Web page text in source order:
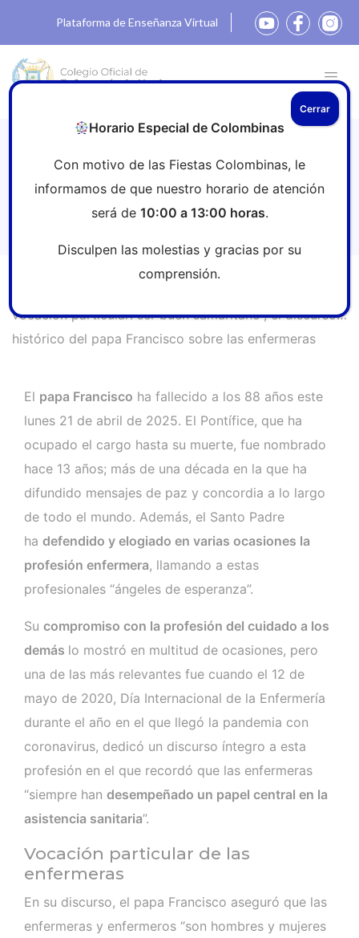
Plataforma de Enseñanza Virtual
particular: ser buen samaritano”, el
discurso histórico del papa Francisco
sobre las enfermeras
vocación particular: ser buen samaritano”, el discurso
histórico del papa Francisco sobre las enfermeras
El papa Francisco ha fallecido a los 88 años este
lunes 21 de abril de 2025. El Pontífice, que ha
ocupado el cargo hasta su muerte, fue nombrado
hace 13 años; más de una década en la que ha
difundido mensajes de paz y concordia a lo largo
de todo el mundo. Además, el Santo Padre
ha defendido y elogiado en varias ocasiones la
profesión enfermera, llamando a estas
profesionales “ángeles de esperanza”.
Su compromiso con la profesión del cuidado a los
demás lo mostró en multitud de ocasiones, pero
una de las más relevantes fue cuando el 12 de
mayo de 2020, Día Internacional de la Enfermería
durante el año en el que llegó la pandemia con
coronavirus, dedicó un discurso íntegro a esta
profesión en el que recordó que las enfermeras
“siempre han desempeñado un papel central en la
asistencia sanitaria”.
Vocación particular de las
enfermeras
En su discurso, el papa Francisco aseguró que las
enfermeras y enfermeros “son hombres y mujeres
Horario Especial de Colombinas
Con motivo de las Fiestas Colombinas, le
informamos de que nuestro horario de atención
será de 10:00 a 13:00 horas.
Disculpen las molestias y gracias por su
comprensión.
Cerrar